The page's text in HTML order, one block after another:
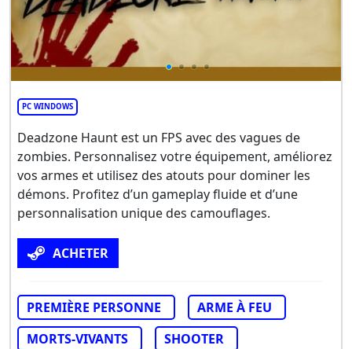
PC WINDOWS
Deadzone Haunt est un FPS avec des vagues de
zombies. Personnalisez votre équipement, améliorez
vos armes et utilisez des atouts pour dominer les
démons. Profitez d’un gameplay fluide et d’une
personnalisation unique des camouflages.
ACHETER
PREMIÈRE PERSONNE
ARME À FEU
MORTS-VIVANTS
SHOOTER